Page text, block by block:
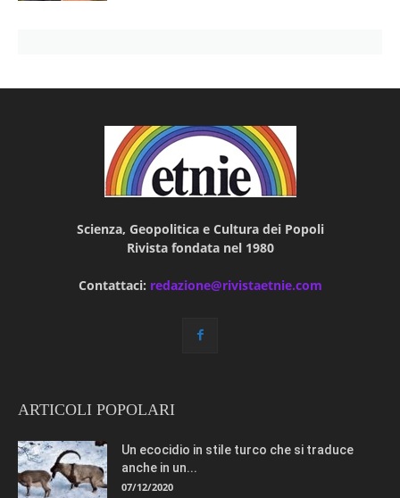
Scienza, Geopolitica e Cultura dei Popoli
Rivista fondata nel 1980
Contattaci: redazione@rivistaetnie.com
ARTICOLI POPOLARI
Un ecocidio in stile turco che si traduce
anche in un...
07/12/2020